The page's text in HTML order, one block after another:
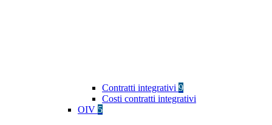
Contratti integrativi 9
Costi contratti integrativi
OIV 5